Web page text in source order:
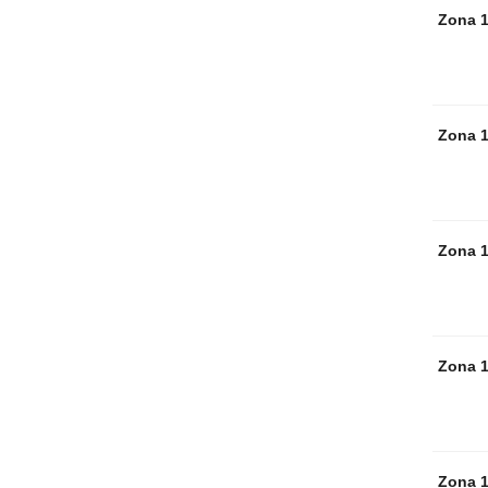
Zona
Zona
Zona
Zona
Zona